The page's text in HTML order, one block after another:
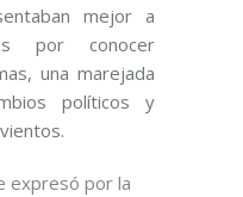
mejor a
por conocer
una marejada
políticos y
expresó por la